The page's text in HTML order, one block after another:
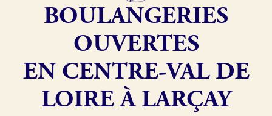
Je suis
Je découvre
Boulangerie
Pourquoi
adhérer à
Offres
Fonds de
Actualités
Je suis
BOULANGERIES
OUVERTES
EN CENTRE-VAL DE
LOIRE À LARÇAY